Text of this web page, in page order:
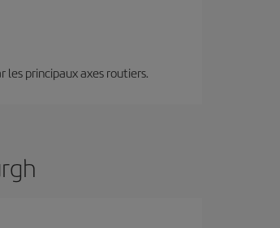
les principaux axes routiers.